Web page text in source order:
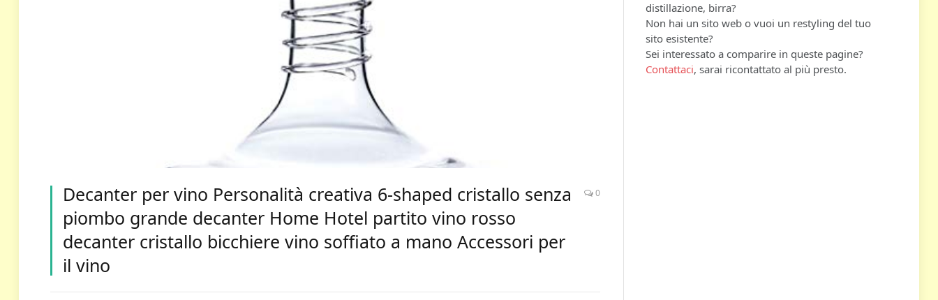
Decanter per vino Personalità creativa 6-shaped cristallo senza
piombo grande decanter Home Hotel partito vino rosso
decanter cristallo bicchiere vino soffiato a mano Accessori per
il vino
0
distillazione, birra?
Non hai un sito web o vuoi un restyling del tuo
sito esistente?
Sei interessato a comparire in queste pagine?
Contattaci, sarai ricontattato al più presto.